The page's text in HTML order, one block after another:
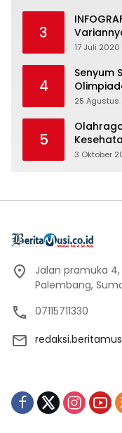
3
17 Juli 2020
4
Senyum
25 Agustus
5
3 Oktober
Jalan pramuka 4,
Palembang,
07115711330